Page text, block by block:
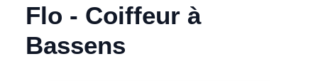
Flo - Coiffeur à
Bassens